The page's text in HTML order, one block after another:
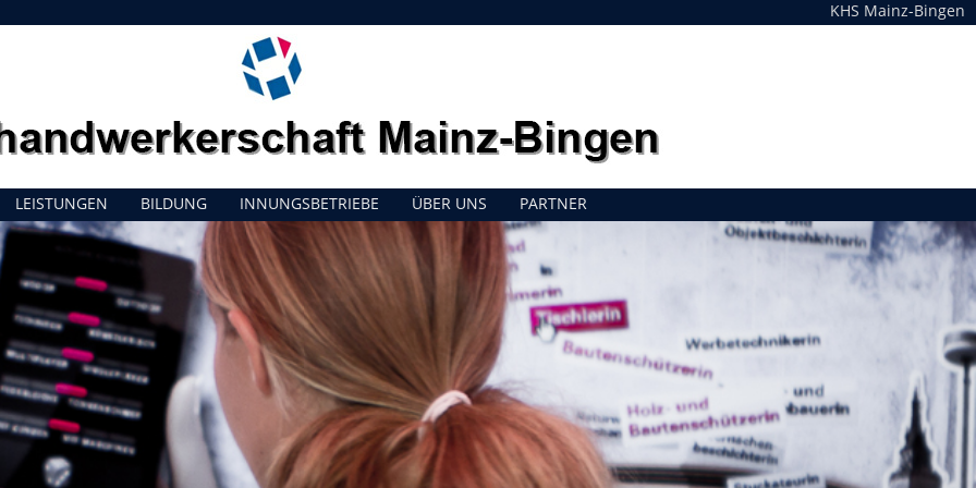
KHS Mainz-Bingen
LEISTUNGEN BILDUNG INNUNGSBETRIEBE ÜBER UNS PARTNER